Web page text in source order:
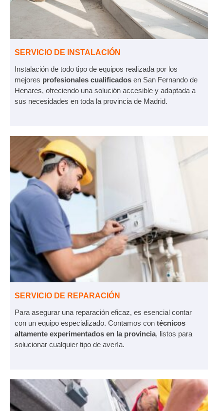
SERVICIO DE INSTALACIÓN
Instalación de todo tipo de equipos realizada por los
mejores profesionales cualificados en San Fernando de
Henares, ofreciendo una solución accesible y adaptada a
sus necesidades en toda la provincia de Madrid.
SERVICIO DE REPARACIÓN
Para asegurar una reparación eficaz, es esencial contar
con un equipo especializado. Contamos con técnicos
altamente experimentados en la provincia, listos para
solucionar cualquier tipo de avería.